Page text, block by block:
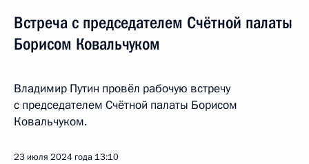
Встреча с председателем Счётной палаты
Борисом Ковальчуком
Владимир Путин провёл рабочую встречу
с председателем Счётной палаты Борисом
Ковальчуком.
23 июля 2024 года 13:10